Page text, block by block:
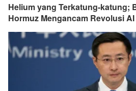
Helium yang Terkatung-katung;
Hormuz Mengancam Revolusi AI